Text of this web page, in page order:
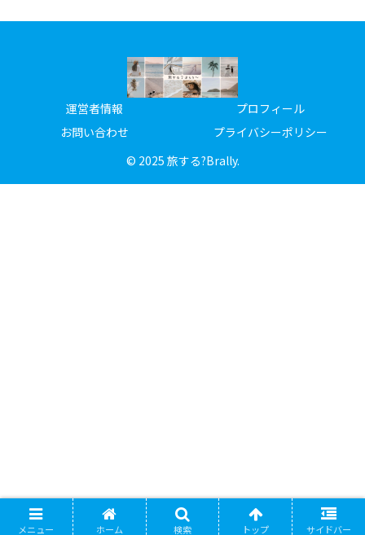
運営者情報
プロフィール
お問い合わせ
プライバシーポリシー
© 2025 旅する?Brally.
メニュー ホーム 検索 トップ サイドバー